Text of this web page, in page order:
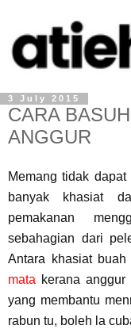
3 July 2015
CARA
ANGGUR
Memang tidak
banyak khasiat
pemakanan
sebahagian dari
Antara khasiat
mata kerana
yang membantu
rabun tu, boleh la